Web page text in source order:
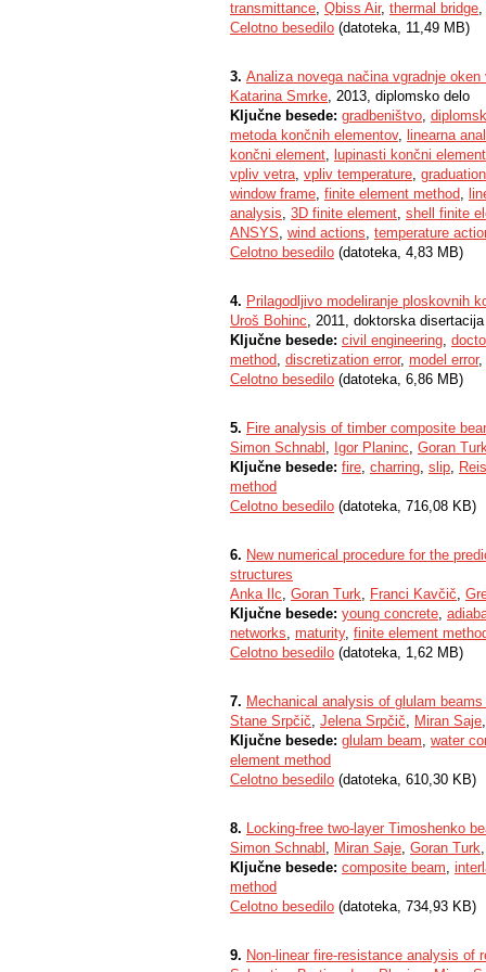
transmittance, Qbiss Air, thermal bridge,
Celotno besedilo (datoteka, 11,49 MB)
3. Analiza novega načina vgradnje
Katarina Smrke, 2013, diplomsko delo
Ključne besede: gradbeništvo,
metoda končnih elementov, linearna
končni element, lupinasti končni element
vpliv vetra, vpliv temperature,
window frame, finite element method,
analysis, 3D finite element, shell finite
ANSYS, wind actions, temperature
Celotno besedilo (datoteka, 4,83 MB)
4. Prilagodljivo modeliranje ploskovnih
Uroš Bohinc, 2011, doktorska disertacija
Ključne besede: civil engineering,
method, discretization error, model error,
Celotno besedilo (datoteka, 6,86 MB)
5. Fire analysis of timber composite
Simon Schnabl , Igor Planinc, Goran
Ključne besede: fire, charring, slip,
method
Celotno besedilo (datoteka, 716,08 KB)
6. New numerical procedure for the
structures
Anka Ilc, Goran Turk, Franci Kavčič,
Ključne besede: young concrete,
networks, maturity, finite element
Celotno besedilo (datoteka, 1,62 MB)
7. Mechanical analysis of glulam
Stane Srpčič, Jelena Srpčič, Miran Saje
Ključne besede: glulam beam, water
element method
Celotno besedilo (datoteka, 610,30 KB)
8. Locking-free two-layer Timoshenko
Simon Schnabl , Miran Saje, Goran Turk
Ključne besede: composite beam,
method
Celotno besedilo (datoteka, 734,93 KB)
9. Non-linear fire-resistance analysis of